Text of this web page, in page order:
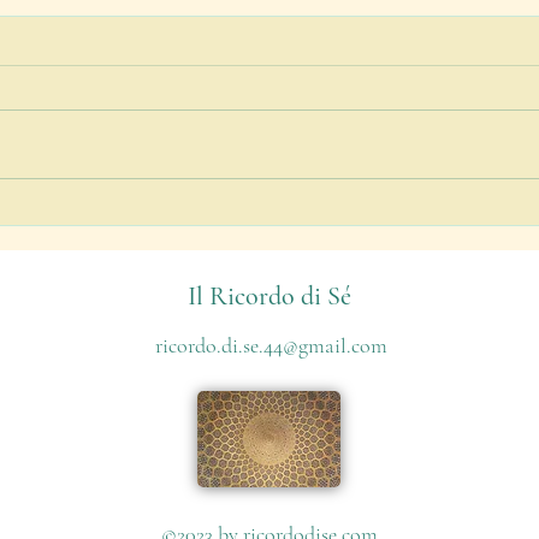
Il Ricordo di Sé
ricordo.di.se.44@gmail.com